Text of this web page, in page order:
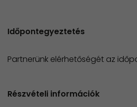
Időpontegyeztetés
Partnerünk elérhetőségét az
Részvételi információk